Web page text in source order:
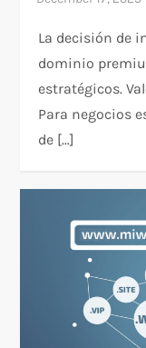
La decisión de
dominio
estratégicos.
Para negocios
de […]